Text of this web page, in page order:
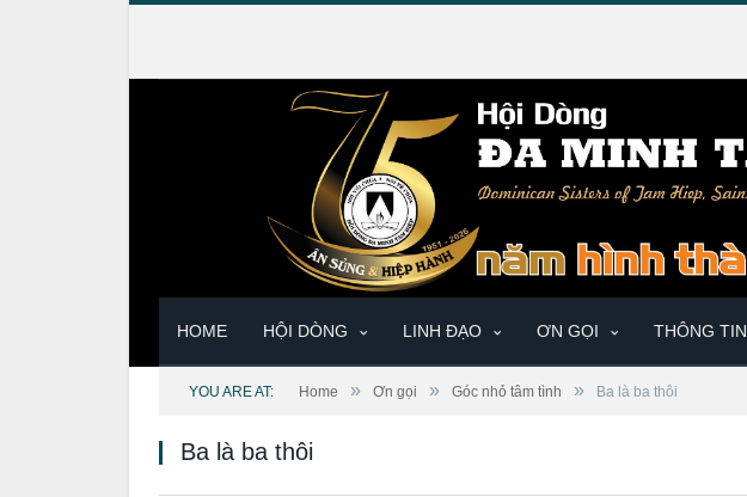
HOME HỘI DÒNG LINH ĐẠO ƠN GỌI THÔNG TIN
YOU ARE AT: Home » Ơn gọi » Góc nhỏ tâm tình » Ba là ba thôi
Ba là ba thôi